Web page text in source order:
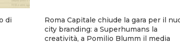
di
Roma Capitale chiude la gara per il
city branding: a Superhumans la
creatività, a Pomilio Blumm il media